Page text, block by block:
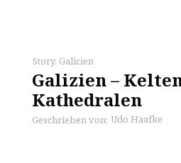
Story, Galicien
Galizien –
Kathedralen
Geschrieben von: Udo Haafke